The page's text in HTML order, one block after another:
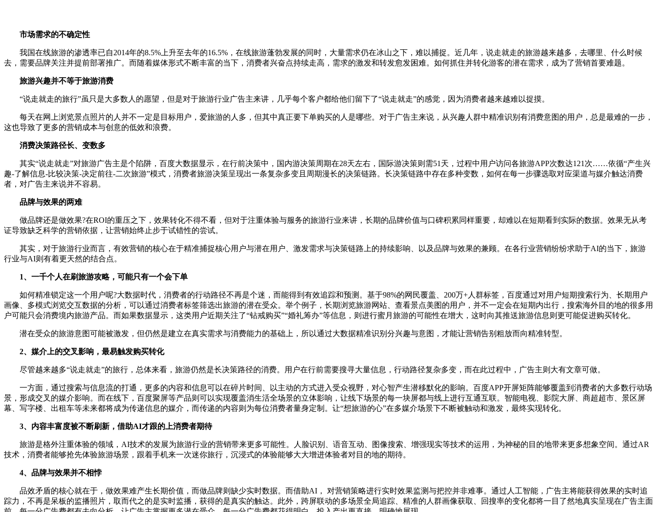
市场需求的不确定性
我国在线旅游的渗透率已自2014年的8.5%上升至去年的16.5%，在线旅游蓬勃发展的同时，大量需求仍在冰山之下，难以捕捉。近几年，说走就走的旅游越来越多，去哪里、什么时候
去，需要品牌关注并提前部署推广。而随着媒体形式不断丰富的当下，消费者兴奋点持续走高，需求的激发和转发愈发困难。如何抓住并转化游客的潜在需求，成为了营销首要难题。
旅游兴趣并不等于旅游消费
“说走就走的旅行”虽只是大多数人的愿望，但是对于旅游行业广告主来讲，几乎每个客户都给他们留下了“说走就走”的感觉，因为消费者越来越难以捉摸。
每天在网上浏览景点照片的人并不一定是目标用户，爱旅游的人多，但其中真正要下单购买的人是哪些。对于广告主来说，从兴趣人群中精准识别有消费意图的用户，总是最难的一步，
这也导致了更多的营销成本与创意的低效和浪费。
消费决策路径长、变数多
其实“说走就走”对旅游广告主是个陷阱，百度大数据显示，在行前决策中，国内游决策周期在28天左右，国际游决策则需51天，过程中用户访问各旅游APP次数达121次……依循“产生兴
趣-了解信息-比较决策-决定前往-二次旅游”模式，消费者旅游决策呈现出一条复杂多变且周期漫长的决策链路。长决策链路中存在多种变数，如何在每一步骤选取对应渠道与媒介触达消费
者，对广告主来说并不容易。
品牌与效果的两难
做品牌还是做效果?在ROI的重压之下，效果转化不得不看，但对于注重体验与服务的旅游行业来讲，长期的品牌价值与口碑积累同样重要，却难以在短期看到实际的数据。效果无从考
证导致缺乏科学的营销依据，让营销始终止步于试错性的尝试。
其实，对于旅游行业而言，有效营销的核心在于精准捕捉核心用户与潜在用户、激发需求与决策链路上的持续影响、以及品牌与效果的兼顾。在各行业营销纷纷求助于AI的当下，旅游
行业与AI则有着更天然的结合点。
1、一千个人在刷旅游攻略，可能只有一个会下单
如何精准锁定这一个用户呢?大数据时代，消费者的行动路径不再是个迷，而能得到有效追踪和预测。基于98%的网民覆盖、200万+人群标签，百度通过对用户短期搜索行为、长期用户
画像、多模式浏览交互数据的分析，可以通过消费者标签筛选出旅游的潜在受众。举个例子，长期浏览旅游网站、查看景点美图的用户，并不一定会在短期内出行，搜索海外目的地的很多用
户可能只会消费境内旅游产品。而如果数据显示，这类用户近期关注了“钻戒购买”“婚礼筹办”等信息，则进行蜜月旅游的可能性在增大，这时向其推送旅游信息则更可能促进购买转化。
潜在受众的旅游意图可能被激发，但仍然是建立在真实需求与消费能力的基础上，所以通过大数据精准识别分兴趣与意图，才能让营销告别粗放而向精准转型。
2、媒介上的交叉影响，最易触发购买转化
尽管越来越多“说走就走”的旅行，总体来看，旅游仍然是长决策路径的消费。用户在行前需要搜寻大量信息，行动路径复杂多变，而在此过程中，广告主则大有文章可做。
一方面，通过搜索与信息流的打通，更多的内容和信息可以在碎片时间、以主动的方式进入受众视野，对心智产生潜移默化的影响。百度APP开屏矩阵能够覆盖到消费者的大多数行动场
景，形成交叉的媒介影响。而在线下，百度聚屏等产品则可以实现覆盖消生活全场景的立体影响，让线下场景的每一块屏都与线上进行互通互联。智能电视、影院大屏、商超超市、景区屏
幕、写字楼、出租车等未来都将成为传递信息的媒介，而传递的内容则为每位消费者量身定制。让“想旅游的心”在多媒介场景下不断被触动和激发，最终实现转化。
3、内容丰富度被不断刷新，借助AI才跟的上消费者期待
旅游是格外注重体验的领域，AI技术的发展为旅游行业的营销带来更多可能性。人脸识别、语音互动、图像搜索、增强现实等技术的运用，为神秘的目的地带来更多想象空间。通过AR
技术，消费者能够抢先体验旅游场景，跟着手机来一次迷你旅行，沉浸式的体验能够大大增进体验者对目的地的期待。
4、品牌与效果并不相悖
品效矛盾的核心就在于，做效果难产生长期价值，而做品牌则缺少实时数据。而借助AI， 对营销策略进行实时效果监测与把控并非难事。通过人工智能，广告主将能获得效果的实时追
踪力，不再是呆板的监播照片，取而代之的是实时监播，获得的是真实的触达。此外，跨屏联动的多场景全局追踪、精准的人群画像获取、回搜率的变化都将一目了然地真实呈现在广告主面